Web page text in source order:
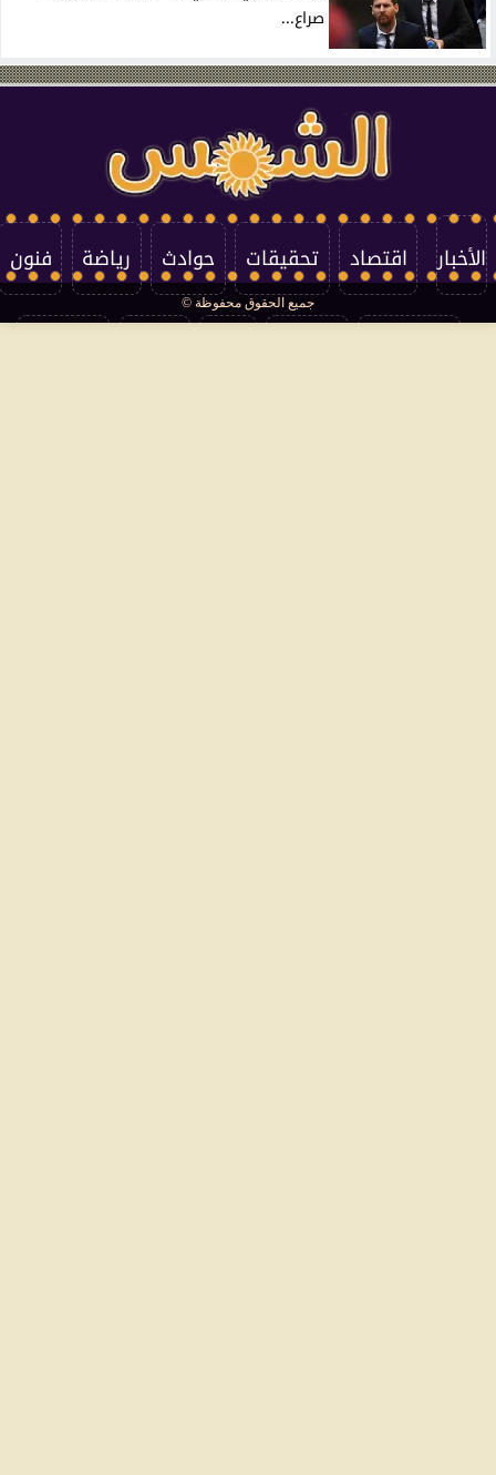
صراع...
الأخبار اقتصاد تحقيقات حوادث رياضة فنون
جميع الحقوق محفوظة ©